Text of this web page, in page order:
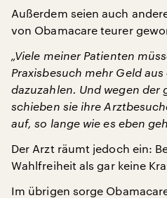
Außerdem seien auch
von Obamacare teurer
„Viele meiner Patienten
Praxisbesuch mehr Geld
dazuzahlen. Und wegen der
schieben sie ihre
auf, so lange wie es eben
Der Arzt räumt jedoch ein:
Wahlfreiheit als gar keine
Im übrigen sorge